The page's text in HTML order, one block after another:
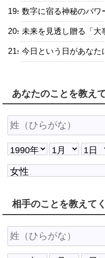
・数字に宿る神秘のパワ
・未来を見透し贈る「大
・今日という日があなた
あなたのことを教え
相手のことを教えて